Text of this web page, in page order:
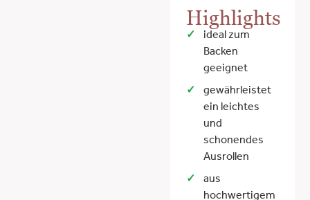
Highlights
ideal zum
Backen
geeignet
gewährleistet
ein leichtes
und
schonendes
Ausrollen
aus
hochwertigem